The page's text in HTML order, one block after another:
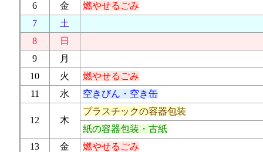
6
金
燃やせるごみ
7
土
8
日
9
月
10
火
燃やせるごみ
11
水 空きびん・空き缶
12 木
プラスチックの容器包装
紙の容器包装・古紙
13
金
燃やせるごみ